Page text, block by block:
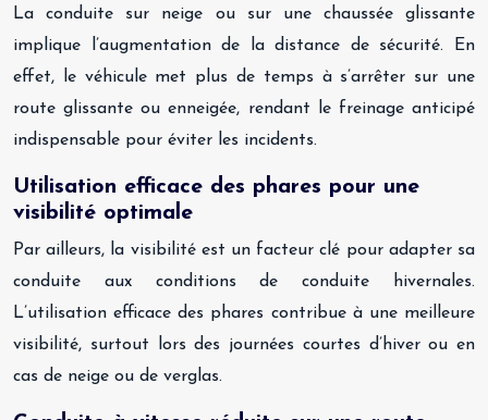
La conduite sur neige ou sur une chaussée glissante
implique l’augmentation de la distance de sécurité. En
effet, le véhicule met plus de temps à s’arrêter sur une
route glissante ou enneigée, rendant le freinage anticipé
indispensable pour éviter les incidents.
Utilisation efficace des phares pour une
visibilité optimale
Par ailleurs, la visibilité est un facteur clé pour adapter sa
conduite aux conditions de conduite hivernales.
L’utilisation efficace des phares contribue à une meilleure
visibilité, surtout lors des journées courtes d’hiver ou en
cas de neige ou de verglas.